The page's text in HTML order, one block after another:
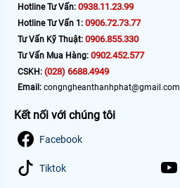
Hotline Tư Vấn: 0938.11.23.99
Hotline Tư Vấn 1: 0906.72.73.77
Tư Vấn Kỹ Thuật: 0906.855.330
Tư Vấn Mua Hàng: 0902.452.577
CSKH: (028) 6688.4949
Email: congngheanthanhphat@gmail.com
Kết nối với chúng tôi
Facebook
Tiktok